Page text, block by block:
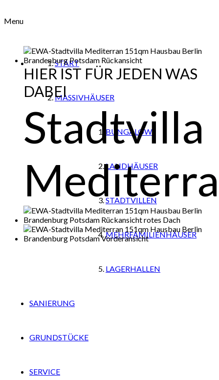
Menu
START
MASSIVHÄUSER
BUNGALOWS
LANDHÄUSER
STADTVILLEN
MEHRFAMILIENHÄUSER
LAGERHALLEN
SANIERUNG
GRUNDSTÜCKE
SERVICE
HIER IST FÜR JEDEN WAS
DABEI
Stadtvilla